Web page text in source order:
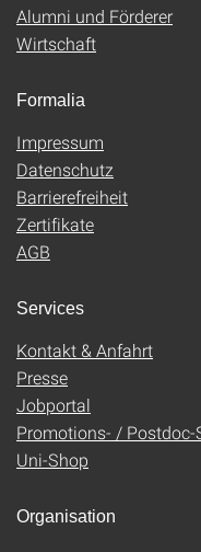
Alumni und Förderer
Wirtschaft
Formalia
Impressum
Datenschutz
Barrierefreiheit
Zertifikate
AGB
Services
Kontakt & Anfahrt
Presse
Jobportal
Promotions- / Postdoc-
Uni-Shop
Organisation